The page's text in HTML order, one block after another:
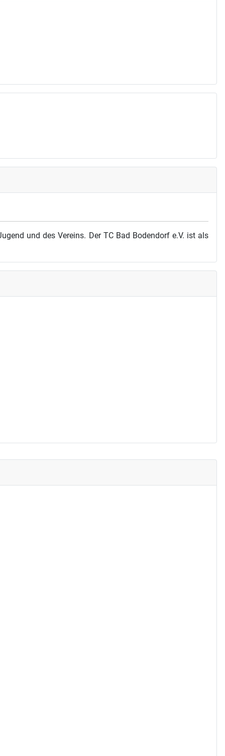
und des Vereins. Der TC Bad Bodendorf e.V. ist als